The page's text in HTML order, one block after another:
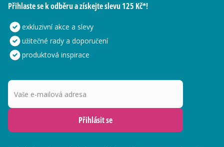
Přihlaste se k odběru a získejte slevu 125 Kč*!
exkluzivní akce a slevy
užitečné rady a doporučení
produktová inspirace
Vaše e-mailová adresa
Přihlásit se